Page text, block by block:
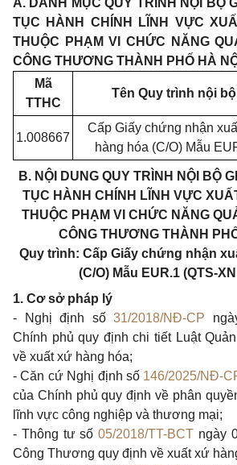
A. DANH MỤC QUY TRÌNH NỘI BỘ
TỤC HÀNH CHÍNH LĨNH VỰC
THUỘC PHẠM VI CHỨC NĂNG
CÔNG THƯƠNG THÀNH PHỐ HÀ
Mã
TTHC
Tên Quy trình nội bộ
1.008667
Cấp Giấy chứng nhận
hàng hóa (C/O) Mẫu
B. NỘI DUNG QUY TRÌNH NỘI BỘ
TỤC HÀNH CHÍNH LĨNH VỰC
THUỘC PHẠM VI CHỨC NĂNG
CÔNG THƯƠNG THÀNH
Quy trình: Cấp Giấy chứng nhận
(C/O) Mẫu EUR.1 (QTS-
1. Cơ sở pháp lý
- Nghị định số31/2018/NĐ-CP
Chính phủ quy định chi tiết Luật
về xuất xứ hàng hóa;
- Căn cứ Nghị định số 146/2025/NĐ-
của Chính phủ quy định về phân
lĩnh vực công nghiệp và thương mại;
- Thông tư số 05/2018/TT-BCT ngày
Công Thương quy định về xuất xứ